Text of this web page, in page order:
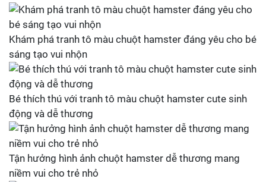
Khám phá tranh tô màu chuột hamster đáng yêu cho bé
sáng tạo vui nhộn
Bé thích thú với tranh tô màu chuột hamster cute sinh
động và dễ thương
Tận hưởng hình ảnh chuột hamster dễ thương mang
niềm vui cho trẻ nhỏ